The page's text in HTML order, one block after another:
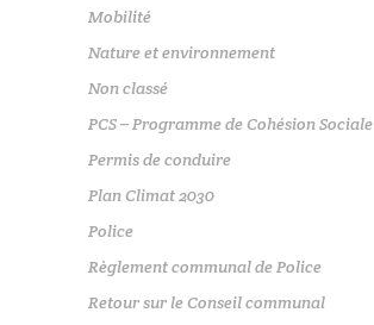
Mobilité
Nature et environnement
Non classé
PCS – Programme de Cohésion Sociale
Permis de conduire
Plan Climat 2030
Police
Règlement communal de Police
Retour sur le Conseil communal